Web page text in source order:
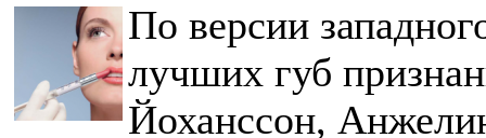
По версии
лучших губ
Йоханссон,